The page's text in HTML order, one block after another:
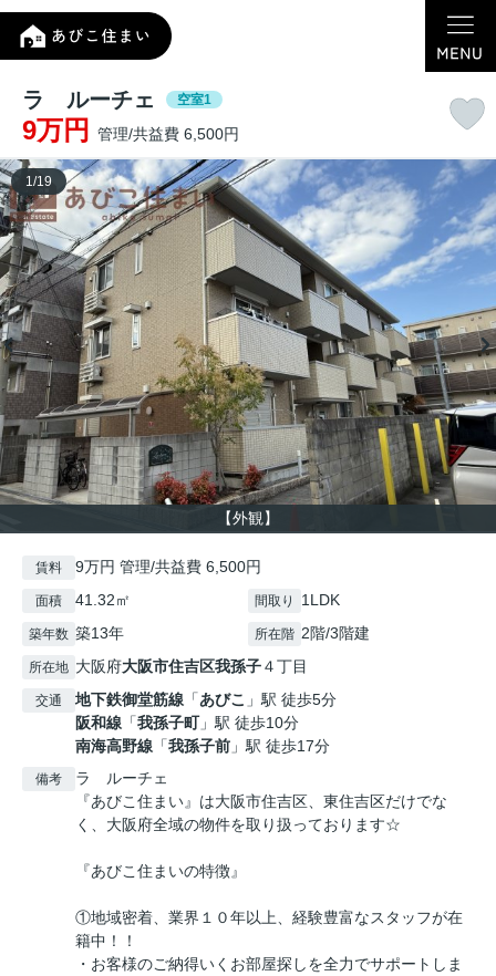
ラ ルーチェ 空室1
9万円 管理/共益費 6,500円
【外観】
1 /19
賃料 9万円 管理/共益費 6,500円
面積 41.32㎡ 間取り 1LDK
築年数 築13年 所在階 2階/3階建
所在地 大阪府大阪市住吉区我孫子４丁目
交通 地下鉄御堂筋線 「あびこ 」駅 徒歩5分
阪和線 「我孫子町」駅 徒歩10分
南海高野線 「我孫子前 」駅 徒歩17分
備考
ラ ルーチェ
『あびこ住まい』は大阪市住吉区、東住吉区だけでな
く、大阪府全域の物件を取り扱っております☆
『あびこ住まいの特徴』
①地域密着、業界１０年以上、経験豊富なスタッフが在
籍中！！
・お客様のご納得いくお部屋探しを全力でサポートしま